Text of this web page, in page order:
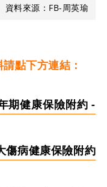
資料來源：FB-周英瑜
點下方連結：
期健康保險附約 -
傷病健康保險附約